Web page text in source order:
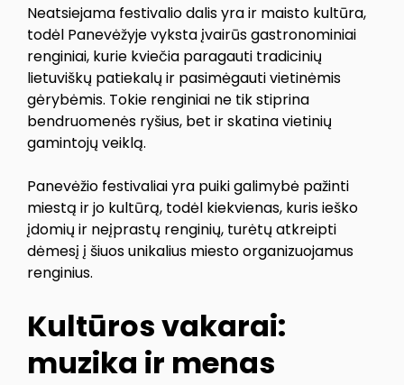
Neatsiejama festivalio dalis yra ir maisto kultūra,
todėl Panevėžyje vyksta įvairūs gastronominiai
renginiai, kurie kviečia paragauti tradicinių
lietuviškų patiekalų ir pasimėgauti vietinėmis
gėrybėmis. Tokie renginiai ne tik stiprina
bendruomenės ryšius, bet ir skatina vietinių
gamintojų veiklą.
Panevėžio festivaliai yra puiki galimybė pažinti
miestą ir jo kultūrą, todėl kiekvienas, kuris ieško
įdomių ir neįprastų renginių, turėtų atkreipti
dėmesį į šiuos unikalius miesto organizuojamus
renginius.
Kultūros vakarai:
muzika ir menas